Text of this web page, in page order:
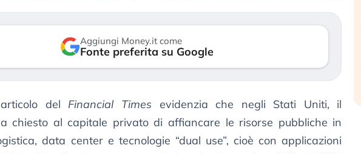
Aggiungi Money.it come
Fonte preferita su Google
del Financial Times evidenzia che negli Stati Uniti, il
chiesto al capitale privato di affiancare le risorse pubbliche in
data center e tecnologie “dual use”, cioè con applicazioni
agosto 2026
Kospi, mentre gli investitori retail (…)
30 luglio 2026